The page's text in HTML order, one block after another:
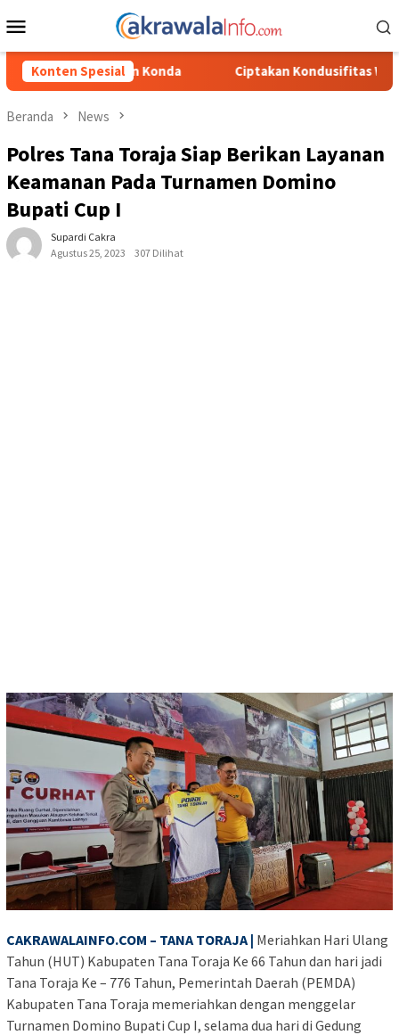
ke
Mobile
Konten Spesial
Ciptakan Kondusifitas Wilayah, Sat Samapta Polres
Beranda News
Polres Tana Toraja Siap Berikan Layanan
Keamanan Pada Turnamen Domino
Bupati Cup I
Supardi Cakra
Agustus 25, 2023
307 Dilihat
CAKRAWALAINFO.COM – TANA TORAJA | Meriahkan Hari Ulang
Tahun (HUT) Kabupaten Tana Toraja Ke 66 Tahun dan hari jadi
Tana Toraja Ke – 776 Tahun, Pemerintah Daerah (PEMDA)
Kabupaten Tana Toraja memeriahkan dengan menggelar
Turnamen Domino Bupati Cup I, selama dua hari di Gedung